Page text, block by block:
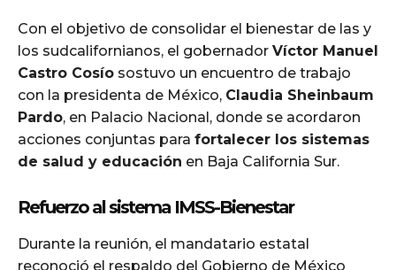
Con el objetivo de consolidar el bienestar de las y
los sudcalifornianos, el gobernador Víctor Manuel
Castro Cosío sostuvo un encuentro de trabajo
con la presidenta de México, Claudia Sheinbaum
Pardo, en Palacio Nacional, donde se acordaron
acciones conjuntas para fortalecer los sistemas
de salud y educación en Baja California Sur.
Refuerzo al sistema IMSS-Bienestar
Durante la reunión, el mandatario estatal
reconoció el respaldo del Gobierno de México